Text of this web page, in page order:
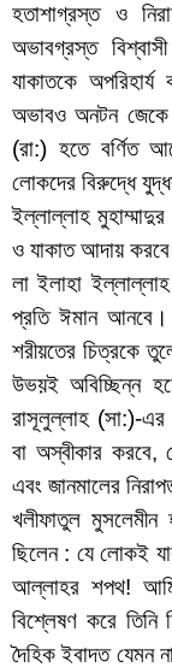
হতাশাগ্রস্ত ও
অভাবগ্রস্ত
যাকাতকে
অভাবও অনটন
(রা:) হতে বর্ণিত
লোকদের বিরুদ্ধে
ইল্লাল্লাহ
ও যাকাত আদায়
লা ইলাহা
প্রতি ঈমান আনবে।
শরীয়তের চিত্রকে
উভয়ই অবিচ্ছিন্ন
রাসূলুল্লাহ (সা:)-এর
বা অস্বীকার করবে,
এবং জানমালের
খলীফাতুল
ছিলেন : যে লোকই
আল্লাহর শপথ!
বিশ্লেষণ করে
দৈহিক ইবাদত যেমন